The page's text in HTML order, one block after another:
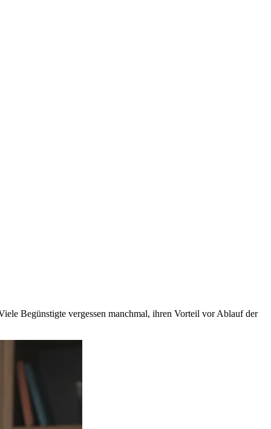
Begünstigte vergessen manchmal, ihren Vorteil vor Ablauf der